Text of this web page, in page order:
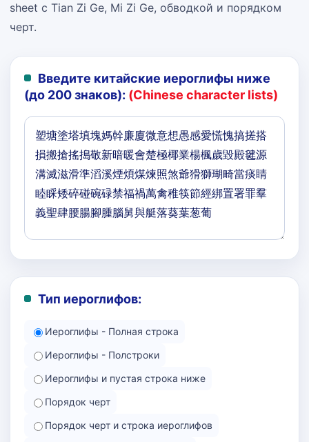
sheet с Tian Zi Ge, Mi Zi Ge, обводкой и порядком
черт.
Введите китайские иероглифы ниже
(до 200 знаков): (Chinese character lists)
Тип иероглифов:
Иероглифы - Полная строка
Иероглифы - Полстроки
Иероглифы и пустая строка ниже
Порядок черт
Порядок черт и строка иероглифов